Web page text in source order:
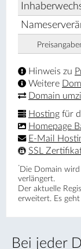
Bei jeder
Hinweis zu
Weitere
Domain
Hosting für
Homepage
E-Mail
SSL
* Die Domain
verlängert.
Der aktuelle
erweitert. Es